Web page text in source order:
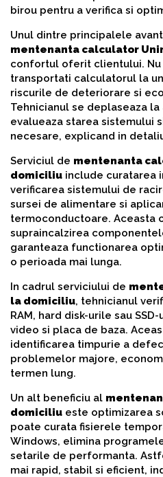
birou pentru a verifica si
Unul dintre principalele
mentenanta calculator
confortul oferit clientului. Nu
transportati calculatorul la
riscurile de deteriorare si
Tehnicianul se deplaseaza
evalueaza starea sistemului
necesare, explicand in
Serviciul de mentenanta
domiciliu include curatarea
verificarea sistemului de
sursei de alimentare si
termoconductoare. Aceasta
supraincalzirea
garanteaza functionarea
o perioada mai lunga.
In cadrul serviciului de
la domiciliu, tehnicianul
RAM, hard disk-urile sau
video si placa de baza.
identificarea timpurie a
problemelor majore,
termen lung.
Un alt beneficiu al
domiciliu este optimizarea
poate curata fisierele
Windows, elimina
setarile de performanta.
mai rapid, stabil si eficient,